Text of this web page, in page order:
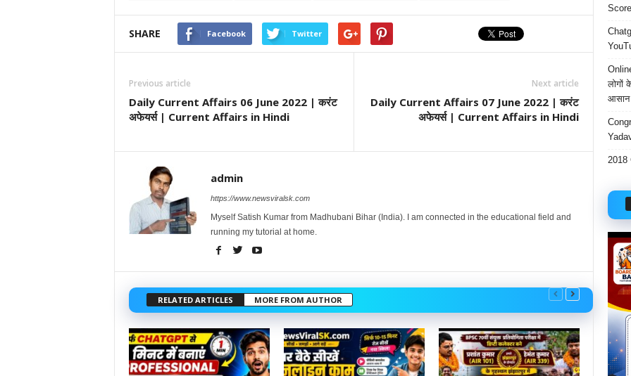
SHARE Facebook Twitter
Previous article
Daily Current Affairs 06 June 2022 | करंट
अफेयर्स | Current Affairs in Hindi
Next article
Daily Current Affairs 07 June 2022 | करंट
अफेयर्स | Current Affairs in Hindi
admin
https://www.newsviralsk.com
Myself Satish Kumar from Madhubani Bihar (India). I am connected in the educational field and
running my tutorial at home.
RELATED ARTICLES MORE FROM AUTHOR
लोगों
आसान
2018